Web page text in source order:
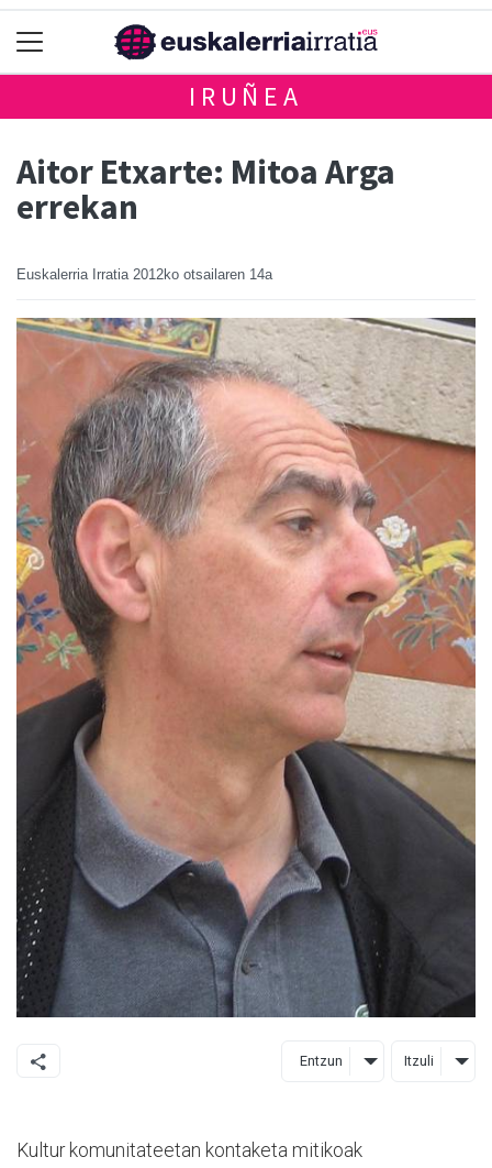
IRUÑEA
Aitor Etxarte: Mitoa Arga
errekan
Euskalerria Irratia 2012ko otsailaren 14a
Entzun Itzuli
Kultur komunitateetan kontaketa mitikoak